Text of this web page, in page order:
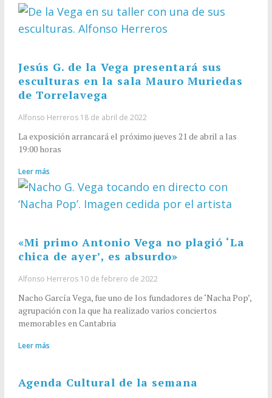
Jesús G. de la Vega presentará sus
esculturas en la sala Mauro Muriedas
de Torrelavega
Alfonso Herreros 18 de abril de 2022
La exposición arrancará el próximo jueves 21 de abril a las
19:00 horas
Leer más
«Mi primo Antonio Vega no plagió ‘La
chica de ayer’, es absurdo»
Alfonso Herreros 10 de febrero de 2022
Nacho García Vega, fue uno de los fundadores de ‘Nacha Pop’,
agrupación con la que ha realizado varios conciertos
memorables en Cantabria
Leer más
Agenda Cultural de la semana